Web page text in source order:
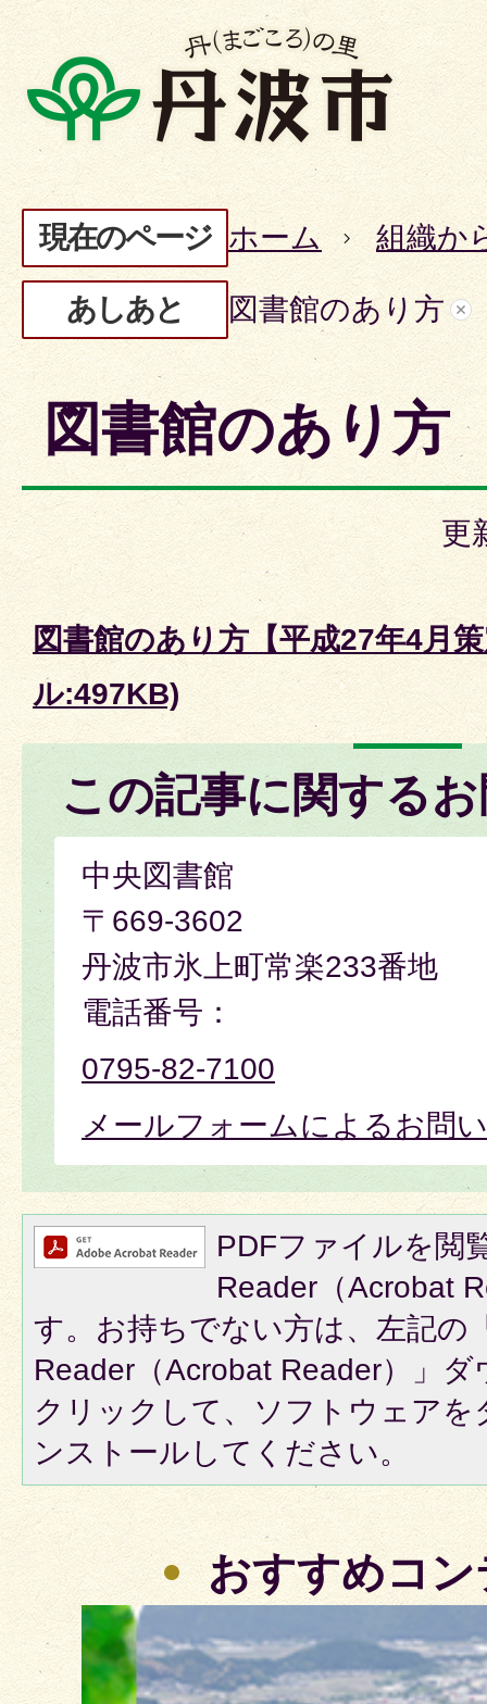
現在のページ ホーム 組織か
あしあと 図書館のあり方
図書館のあり方
更
図書館のあり方【平成27年4月
ル:497KB)
この記事に関する
中央図書館
〒669-3602
丹波市氷上町常楽233番地
電話番号：
0795-82-7100
メールフォームによるお問
PDFファイルを閲
Reader（Acrobat
す。お持ちでない方は、左記の
Reader（Acrobat Reader）」
クリックして、ソフトウェア
ンストールしてください。
おすすめコ
2
枚